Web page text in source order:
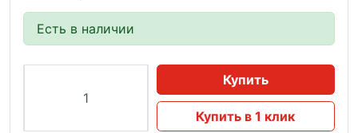
Есть в наличии
Купить
Купить в 1 клик